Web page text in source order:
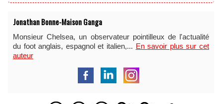
Jonathan Bonne-Maison Ganga
Monsieur Chelsea, un observateur pointilleux de l'actualité
du foot anglais, espagnol et italien,... En savoir plus sur cet
auteur